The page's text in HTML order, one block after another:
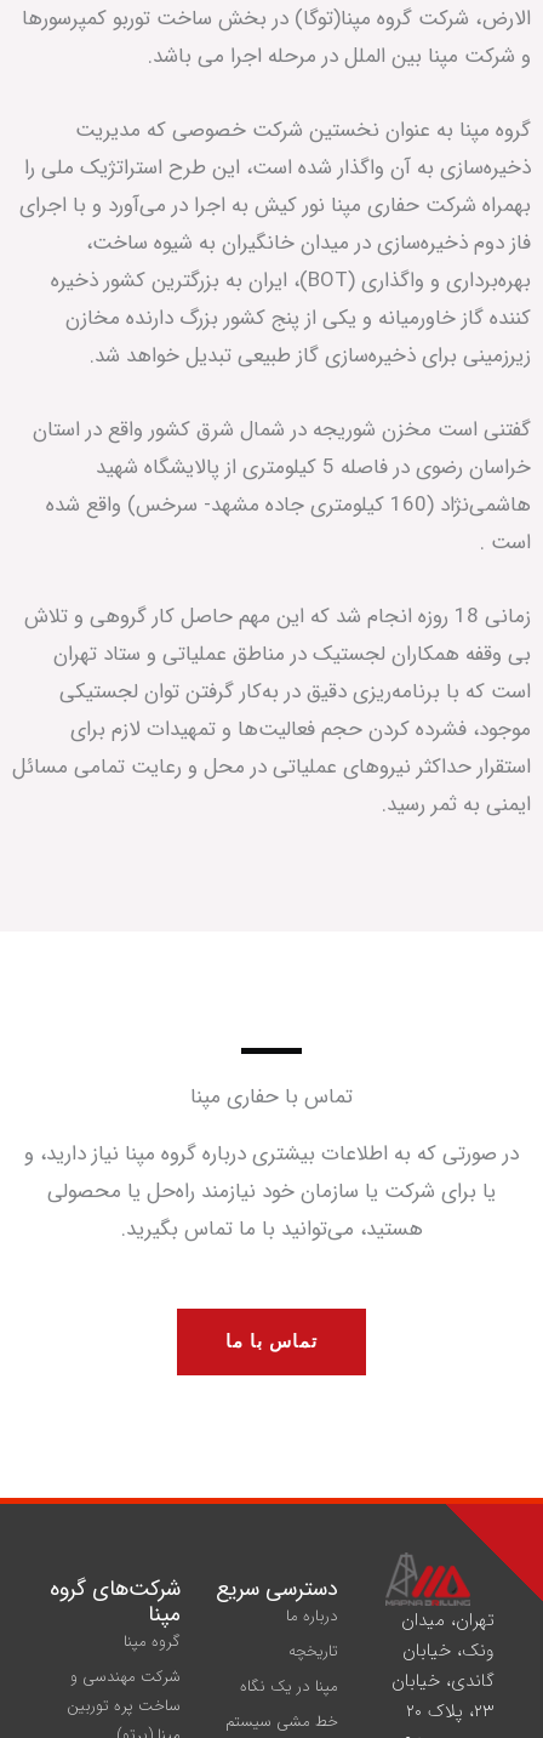
الارض، شرکت گروه مپنا(توگا) در بخش ساخت توربو کمپرسورها
و شرکت مپنا بین الملل در مرحله اجرا می باشد.
گروه مپنا به عنوان نخستین شرکت خصوصی که مدیریت
ذخیره‌سازی به آن واگذار شده است، این طرح استراتژیک ملی را
بهمراه شرکت حفاری مپنا نور کیش به اجرا در می‌آورد و با اجرای
فاز دوم ذخیره‌سازی در میدان خانگیران به شیوه ساخت،
بهره‌برداری و واگذاری (BOT)، ایران به بزرگترین کشور ذخیره
کننده گاز خاورمیانه و یکی از پنج کشور بزرگ دارنده مخازن
زیرزمینی برای ذخیره‌سازی گاز طبیعی تبدیل خواهد شد.
گفتنی است مخزن شوریجه در شمال شرق کشور واقع در استان
خراسان رضوی در فاصله 5 کیلومتری از پالایشگاه شهید
هاشمی‌نژاد (160 کیلومتری جاده مشهد- سرخس) واقع شده
است .
زمانی 18 روزه انجام شد که این مهم حاصل کار گروهی و تلاش
بی وقفه همکاران لجستیک در مناطق عملیاتی و ستاد تهران
است که با برنامه‌ریزی دقیق در به‌کار گرفتن توان لجستیکی
موجود، فشرده کردن حجم فعالیت‌ها و تمهیدات لازم برای
استقرار حداکثر نیروهای عملیاتی در محل و رعایت تمامی مسائل
ایمنی به ثمر رسید.
تماس با حفاری مپنا
در صورتی که به اطلاعات بیشتری درباره گروه مپنا نیاز دارید، و
یا برای شرکت یا سازمان خود نیازمند راه‌حل یا محصولی
هستید، می‌توانید با ما تماس بگیرید.
تماس با ما
تهران، میدان
ونک، خیابان
گاندی، خیابان
۲۳، پلاک ۲۰
دسترسی سریع
درباره ما
تاریخچه
مپنا در یک نگاه
خط مشی سیستم
شركت‌های گروه
مپنا
گروه مپنا
شرکت مهندسی و
ساخت پره‌ توربین